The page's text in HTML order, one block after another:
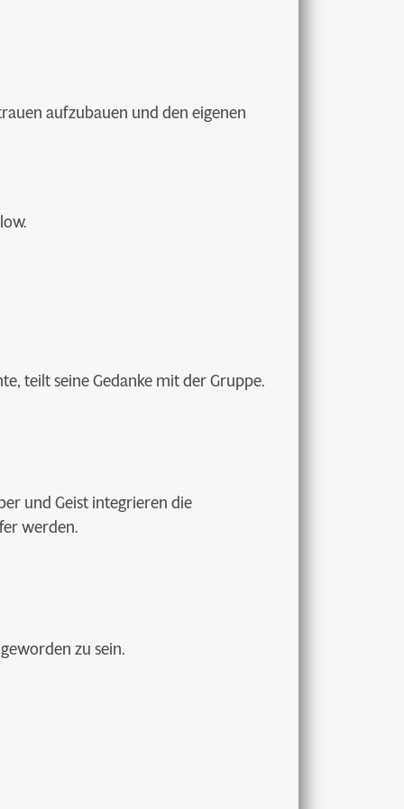
aufzubauen und den eigenen
teilt seine Gedanke mit der Gruppe.
und Geist integrieren die
werden.
zu sein.